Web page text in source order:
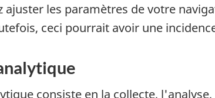
ajuster les paramètres de votre
ceci pourrait avoir une
consiste en la collecte,